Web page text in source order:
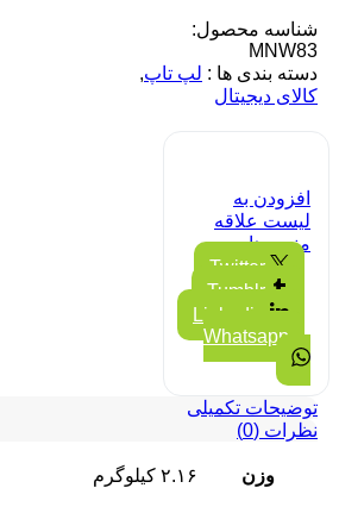
شناسه محصول:
MNW83
دسته بندی ها : لپ تاپ,
کالای دیجیتال
افزودن به
لیست علاقه
مندی ها
Twitter
Tumblr
Linkedin
Whatsapp
توضیحات تکمیلی
نظرات (0)
وزن ۲.۱۶ کیلوگرم